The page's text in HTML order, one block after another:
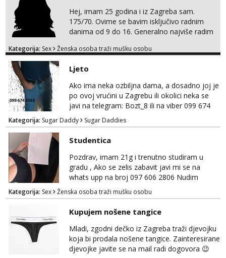
Hej, imam 25 godina i iz Zagreba sam.
175/70. Ovime se bavim isključivo radnim
danima od 9 do 16. Generalno najviše radim
druženja u diskreciji, vjerovatno ćemo si
također, nisam zainteresirana za one and
done susrete. Ako se nalaziš u ovome, javi
mi se na WhatsApp sa nečime o sebi i tome
što voliš seksualno za daljnji d...
Kategorija: Sex Ženska osoba traži mušku osobu
Ljeto
Ako ima neka ozbiljna dama, a dosadno joj je
po ovoj vrućini u Zagrebu ili okolici neka se
javi na telegram: Bozt_8 ili na viber 099 674
2553.
Kategorija: Sugar Daddy Sugar Daddies
Studentica
Pozdrav, imam 21g i trenutno studiram u
gradu , Ako se zelis zabavit javi mi se na
whats upp na broj 097 606 2806 Nudim
razme vrste zabave uzivo i online
Kategorija: Sex Ženska osoba traži mušku osobu
Kupujem nošene tangice
Mladi, zgodni dečko iz Zagreba traži djevojku
koja bi prodala nošene tangice. Zainteresirane
djevojke javite se na mail radi dogovora 😉